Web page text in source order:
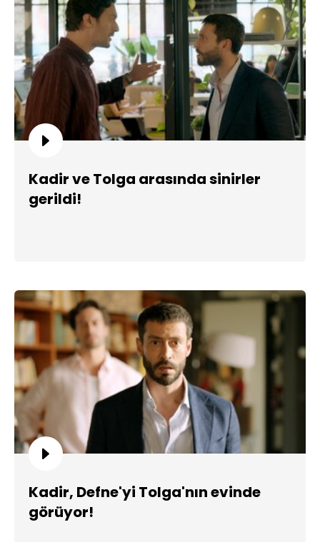
Kadir ve Tolga arasında sinirler
gerildi!
Kadir, Defne'yi Tolga'nın evinde
görüyor!